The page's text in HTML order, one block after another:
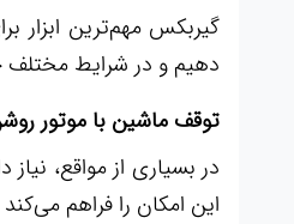
گیربکس مهم‌ترین
دهیم و در شرایط مختلف
توقف ماشین با موتور
در بسیاری از مواقع،
این امکان را فراهم